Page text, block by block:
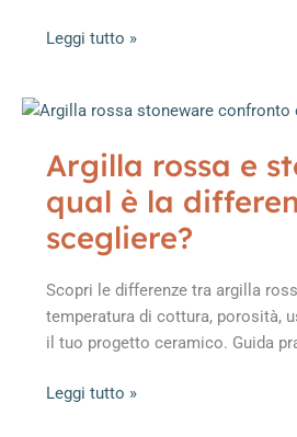
Smalti
funzionano
come
si
usano
Leggi tutto »
Argilla rossa e
qual è la
scegliere?
Scopri le differenze tra argilla
temperatura di cottura, porosità,
il tuo progetto ceramico. Guida
Argilla
Leggi tutto »